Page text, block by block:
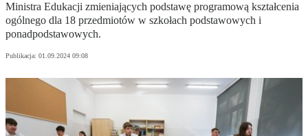
Ministra Edukacji zmieniających podstawę programową kształcenia
ogólnego dla 18 przedmiotów w szkołach podstawowych i
ponadpodstawowych.
Publikacja: 01.09.2024 09:08